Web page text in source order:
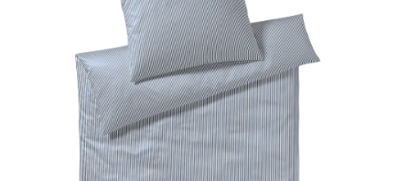
KÚPEĽŇA + WELLNESS
DIZAJNÉRI
Blog Doprava
Kontakt
Obchodné podmienky
Podmienky ochrany osobných údajov